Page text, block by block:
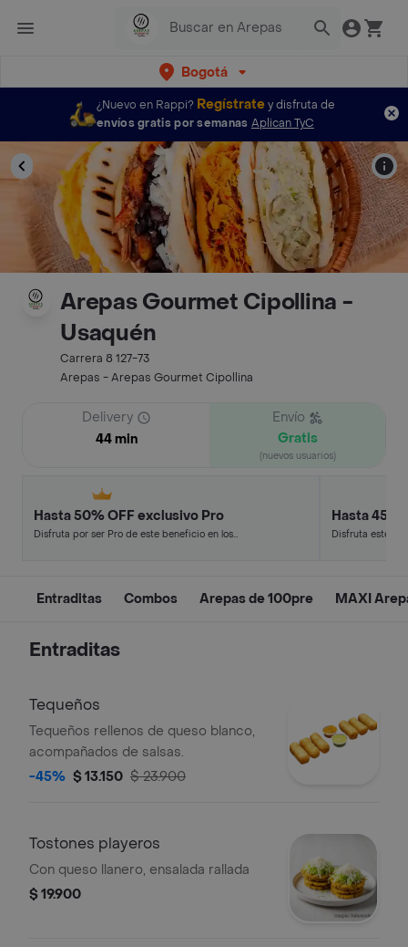
Bogotá
¿Nuevo en Rappi? Regístratey disfruta de
envíos gratis por semanas Aplican TyC
Arepas Gourmet Cipollina -
Usaquén
Carrera 8 127-73
Arepas - Arepas Gourmet Cipollina
Delivery
44 min
Envío
Gratis
(nuevos usuarios)
Hasta 50% OFF exclusivo Pro
Disfruta por ser Pro de este beneficio en los
Hasta 45%
Disfruta este
Entraditas Combos Arepas de 100pre MAXI
Entraditas
Tequeños
Tequeños rellenos de queso blanco,
acompañados de salsas.
-45% $ 13.150 $ 23.900
Tostones playeros
Con queso llanero, ensalada rallada
$ 19.900